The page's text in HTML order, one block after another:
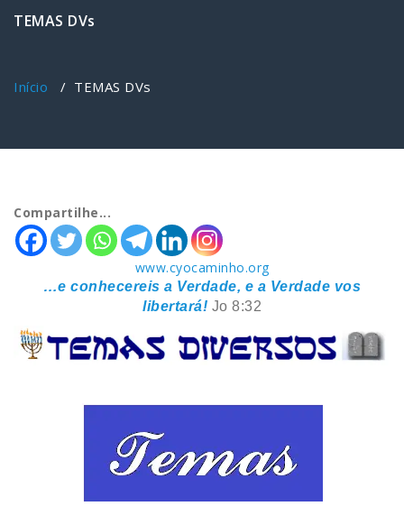
TEMAS DVs
Início / TEMAS DVs
Compartilhe...
www.cyocaminho.org
…e conhecereis a Verdade, e a Verdade vos
libertará! Jo 8:32